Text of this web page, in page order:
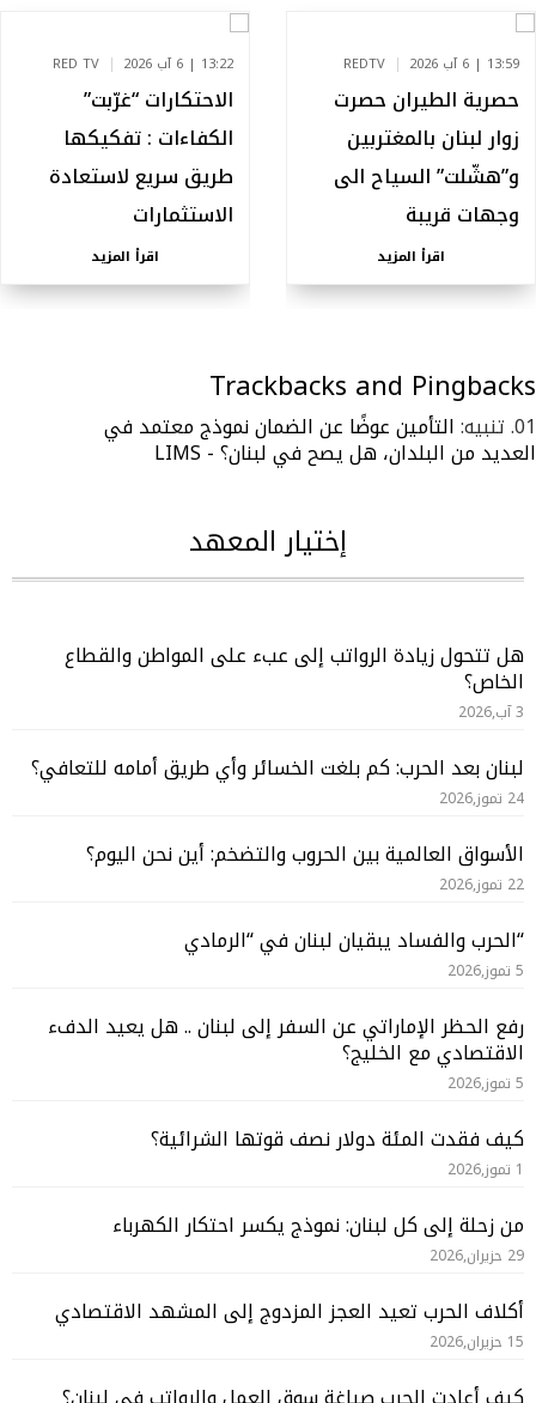
13:59 | 6 آب 2026 REDTV
حصرية الطيران حصرت
زوار لبنان بالمغتربين
و”هشّلت” السياح الى
وجهات قريبة
اقرأ المزيد
13:22 | 6 آب 2026 RED TV
الاحتكارات “غرّبت”
الكفاءات : تفكيكها
طريق سريع لاستعادة
الاستثمارات
اقرأ المزيد
Trackbacks and Pingbacks
تنبيه:التأمين عوضًا عن الضمان نموذج معتمد في
العديد من البلدان، هل يصح في لبنان؟ - LIMS
إختيار المعهد
هل تتحول زيادة الرواتب إلى عبء على المواطن والقطاع
الخاص؟
3 آب,2026
لبنان بعد الحرب: كم بلغت الخسائر وأي طريق أمامه للتعافي؟
24 تموز,2026
الأسواق العالمية بين الحروب والتضخم: أين نحن اليوم؟
22 تموز,2026
“الحرب والفساد يبقيان لبنان في “الرمادي
5 تموز,2026
رفع الحظر الإماراتي عن السفر إلى لبنان .. هل يعيد الدفء
الاقتصادي مع الخليج؟
5 تموز,2026
كيف فقدت المئة دولار نصف قوتها الشرائية؟
1 تموز,2026
من زحلة إلى كل لبنان: نموذج يكسر احتكار الكهرباء
29 حزيران,2026
أكلاف الحرب تعيد العجز المزدوج إلى المشهد الاقتصادي
15 حزيران,2026